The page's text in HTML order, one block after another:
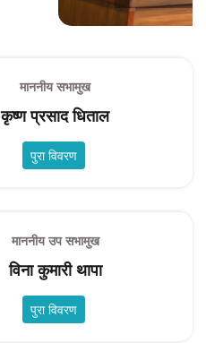
माननीय सभामुख
कृष्ण प्रसाद धिताल
पुरा विवरण
माननीय उप सभामुख
विना कुमारी थापा
पुरा विवरण